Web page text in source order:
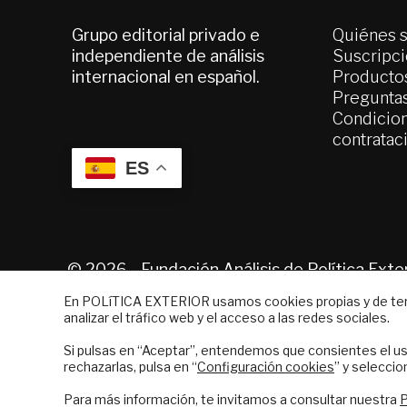
Grupo editorial privado e
independiente de análisis
internacional en español.
ES
Quiénes
© 2026 - Fundación Análisis de Política
En POLíTICA EXTERIOR usamos cookies propias y de
analizar el tráfico web y el acceso a las redes sociales.
Si pulsas en “Aceptar”, entendemos que consientes el
rechazarlas, pulsa en “Configuración cookies” y
Para más información, te invitamos a consultar nuestra
Suscríbase a nuestro boletín